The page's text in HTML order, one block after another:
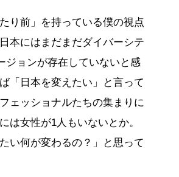
り前」を持っている僕の視点
本にはまだまだダイバーシテ
ジョンが存在していないと感
「日本を変えたい」と言って
ェッショナルたちの集まりに
は女性が1人もいないとか。
い何が変わるの？」と思って